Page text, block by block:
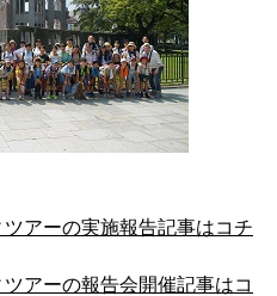
アーの実施報告記事はコチ
アーの報告会開催記事はコ